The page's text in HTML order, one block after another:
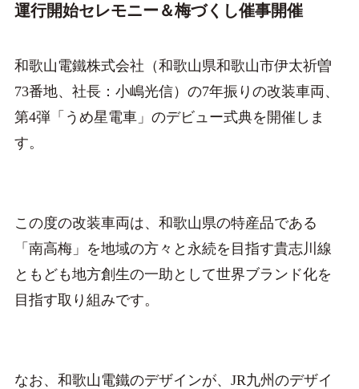
運行開始セレモニー＆梅づくし催事開催
和歌山電鐵株式会社（和歌山県和歌山市伊太祈曽
73番地、社長：小嶋光信）の7年振りの改装車両、
第4弾「うめ星電車」のデビュー式典を開催しま
す。
この度の改装車両は、和歌山県の特産品である
「南高梅」を地域の方々と永続を目指す貴志川線
ともども地方創生の一助として世界ブランド化を
目指す取り組みです。
なお、和歌山電鐵のデザインが、JR九州のデザイ